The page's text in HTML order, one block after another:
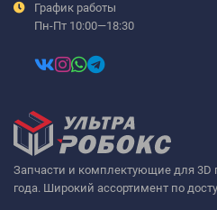
Запчасти и комплектующие для 3D
года. Широкий ассортимент по
График работы
Пн-Пт 10:00—18:30